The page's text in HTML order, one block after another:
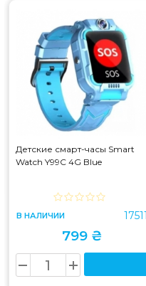
Детские смарт-часы Smart
Watch Y99C 4G Blue
В НАЛИЧИИ 17511
799 ₴